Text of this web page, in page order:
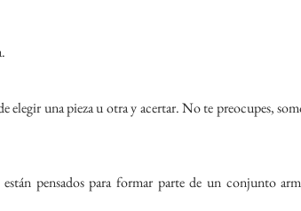
una pieza u otra y acertar. No te preocupes,
pensados para formar parte de un conjunto